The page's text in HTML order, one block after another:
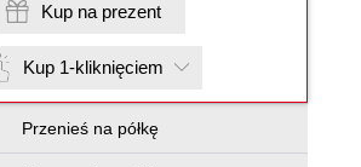
Kup na prezent
Kup 1-kliknięciem
Przenieś na półkę